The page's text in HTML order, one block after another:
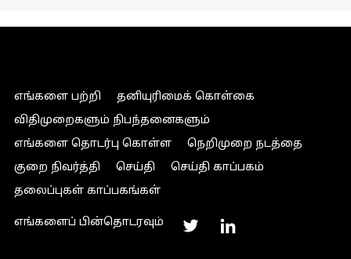
எங்களை பற்றி
தனியுரிமைக் கொள்கை
விதிமுறைகளும் நிபந்தனைகளும்
எங்களை தொடர்பு கொள்ள
நெறிமுறை நடத்தை
குறை நிவர்த்தி
செய்தி
செய்தி காப்பகம்
தலைப்புகள் காப்பகங்கள்
எங்களைப் பின்தொடரவும்